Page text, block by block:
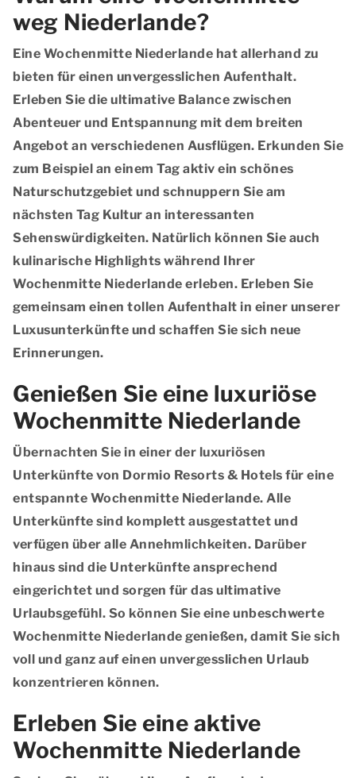
weg Niederlande?
Eine Wochenmitte Niederlande hat allerhand zu
bieten für einen unvergesslichen Aufenthalt.
Erleben Sie die ultimative Balance zwischen
Abenteuer und Entspannung mit dem breiten
Angebot an verschiedenen Ausflügen. Erkunden Sie
zum Beispiel an einem Tag aktiv ein schönes
Naturschutzgebiet und schnuppern Sie am
nächsten Tag Kultur an interessanten
Sehenswürdigkeiten. Natürlich können Sie auch
kulinarische Highlights während Ihrer
Wochenmitte Niederlande erleben. Erleben Sie
gemeinsam einen tollen Aufenthalt in einer unserer
Luxusunterkünfte und schaffen Sie sich neue
Erinnerungen.
Genießen Sie eine luxuriöse
Wochenmitte Niederlande
Übernachten Sie in einer der luxuriösen
Unterkünfte von Dormio Resorts & Hotels für eine
entspannte Wochenmitte Niederlande. Alle
Unterkünfte sind komplett ausgestattet und
verfügen über alle Annehmlichkeiten. Darüber
hinaus sind die Unterkünfte ansprechend
eingerichtet und sorgen für das ultimative
Urlaubsgefühl. So können Sie eine unbeschwerte
Wochenmitte Niederlande genießen, damit Sie sich
voll und ganz auf einen unvergesslichen Urlaub
konzentrieren können.
Erleben Sie eine aktive
Wochenmitte Niederlande